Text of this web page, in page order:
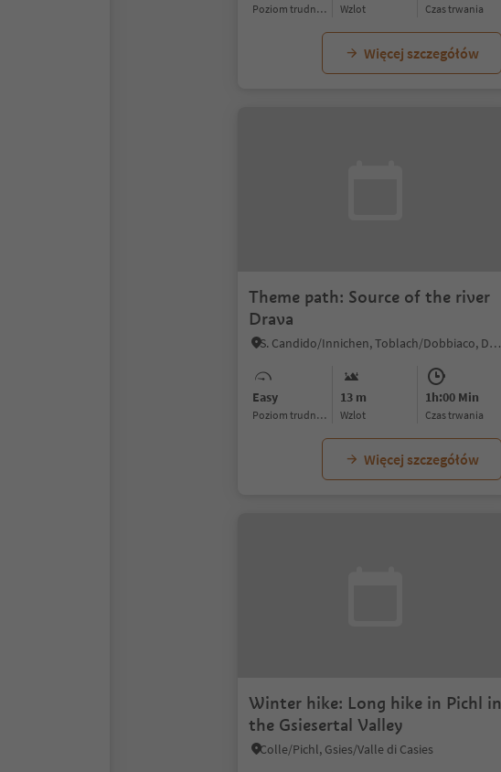
Poziom trudności Wzlot czas trwania
Więcej szczegółów
Theme path: Source of the river
Drava
S. Candido/Innichen, Toblach/Dobbiaco, Dolomites Region 3 Zinnen
Easy
Poziom trudności
13 m
Wzlot
1h:00 Min
czas trwania
Więcej szczegółów
Winter hike: Long hike in Pichl in
the Gsiesertal Valley
Colle/Pichl, Gsies/Valle di Casies